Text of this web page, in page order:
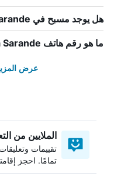
هل يوجد مسبح في Hotel Panorama Sarande؟
ما هو رقم هاتف Hotel Panorama Sarande؟
عرض
الملايين من
تقييمات
تمامًا. احجز